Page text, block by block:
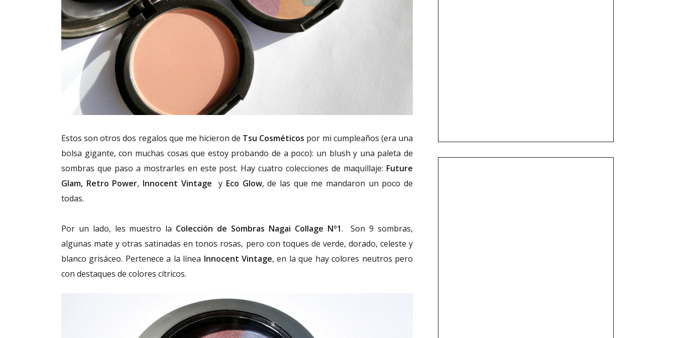
Estos son otros dos regalos que me hicieron de Tsu Cosméticos por mi cumpleaños (era una
bolsa gigante, con muchas cosas que estoy probando de a poco): un blush y una paleta de
sombras que paso a mostrarles en este post. Hay cuatro colecciones de maquillaje: Future
Glam, Retro Power, Innocent Vintage y Eco Glow, de las que me mandaron un poco de
todas.
Por un lado, les muestro la Colección de Sombras Nagai Collage Nº1. Son 9 sombras,
algunas mate y otras satinadas en tonos rosas, pero con toques de verde, dorado, celeste y
blanco grisáceo. Pertenece a la línea Innocent Vintage, en la que hay colores neutros pero
con destaques de colores cítricos.